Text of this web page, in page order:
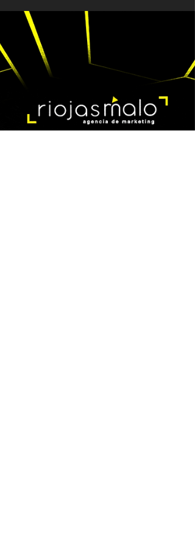
¿Tu marca debería
estar invirtiendo en
TikTok Ads?
TikTok ya no es solo una red social de
entretenimiento. Se ha convertido en una
poderosa herramienta de marketing
capaz de...